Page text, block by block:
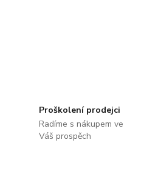
Proškolení prodejci
Radíme s nákupem ve
Váš prospěch